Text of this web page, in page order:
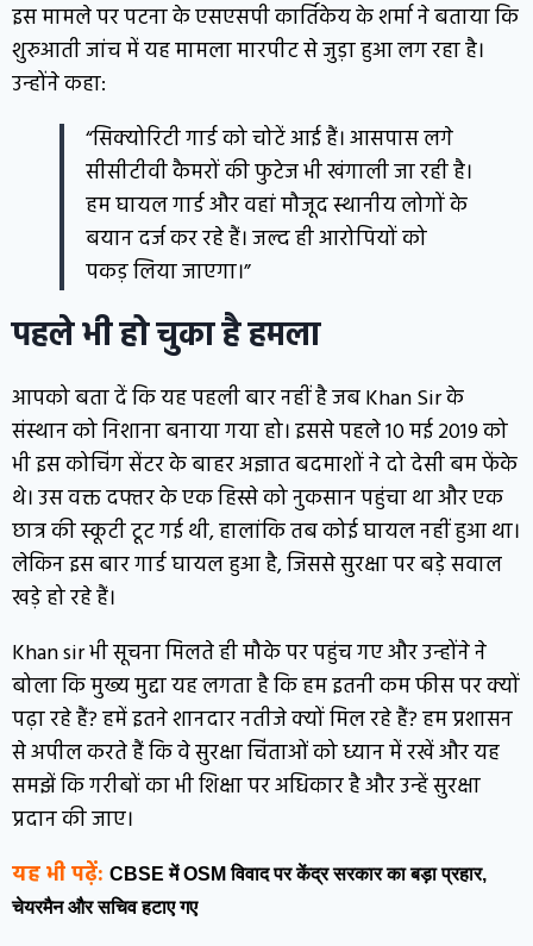
इस मामले पर पटना के एसएसपी कार्तिकेय के शर्मा ने बताया कि
शुरुआती जांच में यह मामला मारपीट से जुड़ा हुआ लग रहा है।
उन्होंने कहा:
“सिक्योरिटी गार्ड को चोटें आई हैं। आसपास लगे
सीसीटीवी कैमरों की फुटेज भी खंगाली जा रही है।
हम घायल गार्ड और वहां मौजूद स्थानीय लोगों के
बयान दर्ज कर रहे हैं। जल्द ही आरोपियों को
पकड़ लिया जाएगा।”
पहले भी हो चुका है हमला
आपको बता दें कि यह पहली बार नहीं है जब Khan Sir के
संस्थान को निशाना बनाया गया हो। इससे पहले 10 मई 2019 को
भी इस कोचिंग सेंटर के बाहर अज्ञात बदमाशों ने दो देसी बम फेंके
थे। उस वक्त दफ्तर के एक हिस्से को नुकसान पहुंचा था और एक
छात्र की स्कूटी टूट गई थी, हालांकि तब कोई घायल नहीं हुआ था।
लेकिन इस बार गार्ड घायल हुआ है, जिससे सुरक्षा पर बड़े सवाल
खड़े हो रहे हैं।
Khan sir भी सूचना मिलते ही मौके पर पहुंच गए और उन्होंने ने
बोला कि मुख्य मुद्दा यह लगता है कि हम इतनी कम फीस पर क्यों
पढ़ा रहे हैं? हमें इतने शानदार नतीजे क्यों मिल रहे हैं? हम प्रशासन
से अपील करते हैं कि वे सुरक्षा चिंताओं को ध्यान में रखें और यह
समझें कि गरीबों का भी शिक्षा पर अधिकार है और उन्हें सुरक्षा
प्रदान की जाए।
यह भी पढ़ें: CBSE में OSM विवाद पर केंद्र सरकार का बड़ा प्रहार,
चेयरमैन और सचिव हटाए गए